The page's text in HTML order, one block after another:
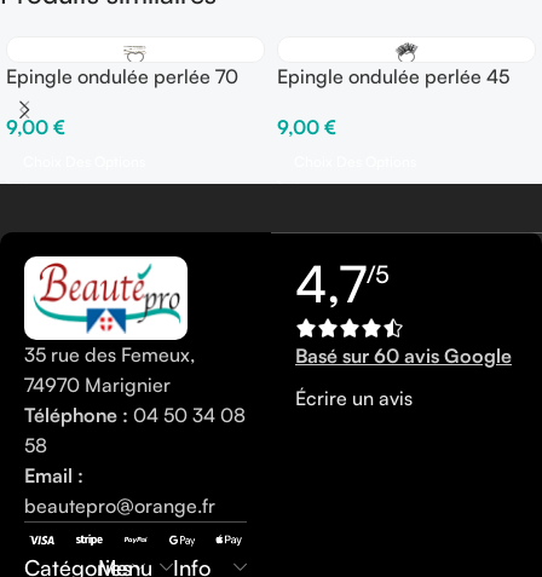
Epingle ondulée perlée 70
mm – Boîte de 250 gr
9,00 €
Epingle ondulée perlée 45
9,00 €
35 rue des Femeux,
74970 Marignier
Téléphone : 04 50 34 08
58
Email :
beautepro@orange.fr
Catégories
Menu Info
4,7/5
Basé sur 60 avis Google
Écrire un avis